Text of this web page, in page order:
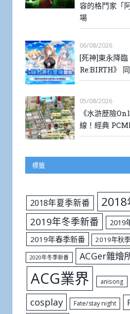
容的格鬥家「
場
06/08/2026
[死神]東永降
Re:BIRTH》
05/08/2026
《水滸歷險
線！經典
標籤
2018年夏季新番
2019年冬季新番
2019
2019年春季新番
2019年秋
2020年冬季新番 ACGer雜燴
ACG業界 anisong
cosplay Fate/stay night